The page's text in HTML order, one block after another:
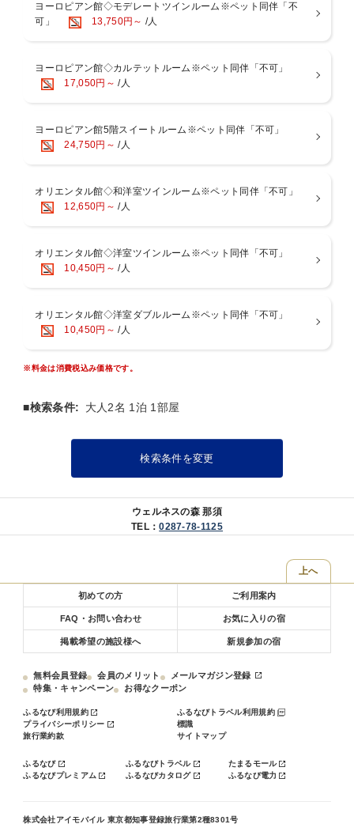
【大浴場】
・大浴場 13:00〜26:00 / 4:00〜11:00
■アクセス
事前予約
【那須塩原駅発】9:40 10:40 11:40 13:30 14:30 15:30 16:30
★ペット連れのお客様へ
必ず【ルシアンルーム】のペットとお泊りルームよりご予約をお願い
ん。
ヨーロピアン館◇モデレートツインルーム※ペット同伴「不
可」
13,750円～ /人
ヨーロピアン館◇カルテットルーム※ペット同伴「不可」
17,050円～ /人
ヨーロピアン館5階スイートルーム※ペット同伴「不可」
24,750円～ /人
オリエンタル館◇和洋室ツインルーム※ペット同伴「不可」
12,650円～ /人
オリエンタル館◇洋室ツインルーム※ペット同伴「不可」
10,450円～ /人
オリエンタル館◇洋室ダブルルーム※ペット同伴「不可」
10,450円～ /人
※料金は消費税込み価格です。
■検索条件: 大人2名 1泊 1部屋
検索条件を変更
ウェルネスの森 那須
TEL：0287-78-1125
上へ
初めての方 ご利用案内
FAQ・お問い合わせ お気に入りの宿
掲載希望の施設様へ 新規参加の宿
無料会員登録 会員のメリット
メールマガジン登録
特集・キャンペーン
お得なクーポン
ふるなび利用規約
ふるなびトラベル利用規約
プライバシーポリシー
標識
旅行業約款
サイトマップ
ふるなび ふるなびトラベル
たまるモール
ふるなびプレミアム
ふるなびカタログ ふるなび電力
株式会社アイモバイル 東京都知事登録旅行業第2種8301号